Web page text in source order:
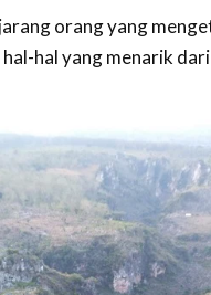
orang yang
hal yang menarik